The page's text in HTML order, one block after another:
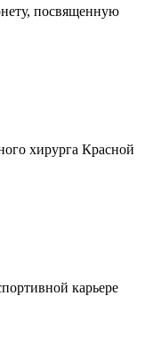
посвященную
хирурга Красной
карьере